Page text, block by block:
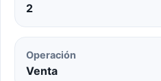
2
Operación
Venta